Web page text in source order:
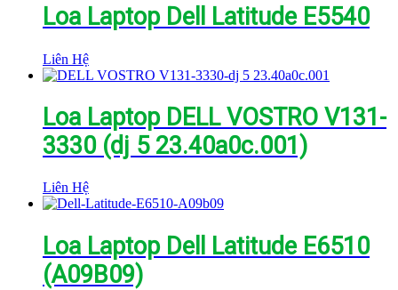
Loa Laptop Dell Latitude E5540
Liên Hệ
Loa Laptop DELL VOSTRO V131-
3330 (dj 5 23.40a0c.001)
Liên Hệ
Loa Laptop Dell Latitude E6510
(A09B09)